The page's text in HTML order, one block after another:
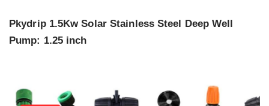
Pkydrip 1.5Kw Solar Stainless Steel Deep Well
Pump: 1.25 inch